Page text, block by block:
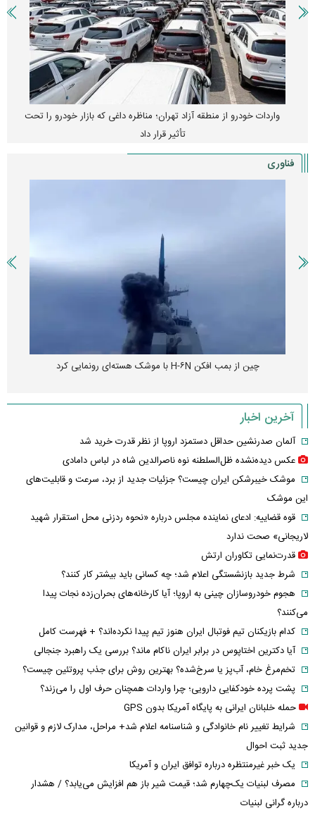
واردات خودرو از منطقه آزاد تهران؛ مناظره داغی که بازار خودرو را تحت
تأثیر قرار داد
فناوری
چین از بمب افکن H-۶N با موشک هسته‌ای رونمایی کرد
آخرین اخبار
آلمان صدرنشین حداقل دستمزد اروپا از نظر قدرت خرید شد
عکس دیده‌نشده ظل‌السلطنه نوه ناصرالدین شاه در لباس دامادی
موشک خیبرشکن ایران چیست؟ جزئیات جدید از برد، سرعت و قابلیت‌های
این موشک
قوه قضاییه: ادعای نماینده مجلس درباره «نحوه ردزنی محل استقرار شهید
لاریجانی» صحت ندارد
قدرت‌نمایی تکاوران ارتش
شرط جدید بازنشستگی اعلام شد؛ چه کسانی باید بیشتر کار کنند؟
هجوم خودروسازان چینی به اروپا؛ آیا کارخانه‌های بحران‌زده نجات پیدا
می‌کنند؟
کدام بازیکنان تیم فوتبال ایران هنوز تیم پیدا نکرده‌اند؟ + فهرست کامل
آیا دکترین اختاپوس در برابر ایران ناکام ماند؟ بررسی یک راهبرد جنجالی
تخم‌مرغ خام، آب‌پز یا سرخ‌شده؟ بهترین روش برای جذب پروتئین چیست؟
پشت پرده خودکفایی دارویی؛ چرا واردات همچنان حرف اول را می‌زند؟
حمله خلبانان ایرانی به پایگاه آمریکا بدون GPS
شرایط تغییر نام خانوادگی و شناسنامه اعلام شد+ مراحل، مدارک لازم و قوانین
جدید ثبت احوال
یک خبر غیرمنتظره درباره توافق ایران و آمریکا
مصرف لبنیات یک‌چهارم شد؛ قیمت شیر باز هم افزایش می‌یابد؟ / هشدار
درباره گرانی لبنیات